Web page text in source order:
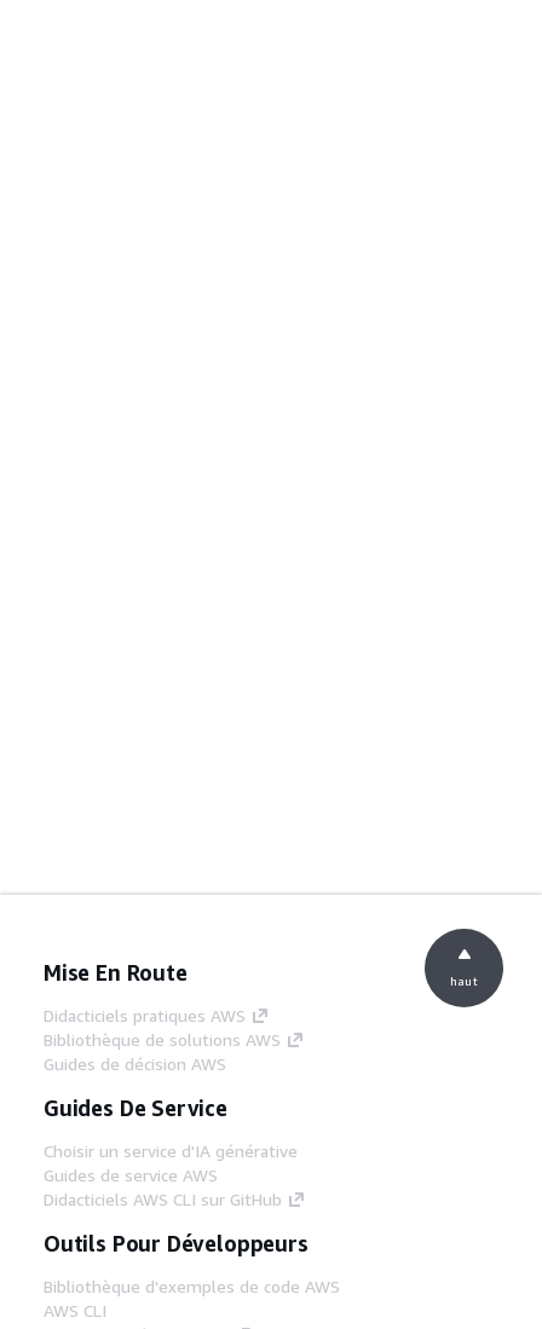
Mise En Route
Didacticiels pratiques AWS
Bibliothèque de solutions AWS
Guides de décision AWS
Guides De Service
Choisir un service d'IA générative
Guides de service AWS
Didacticiels AWS CLI sur GitHub
Outils Pour Développeurs
Bibliothèque d'exemples de code AWS
AWS CLI
haut